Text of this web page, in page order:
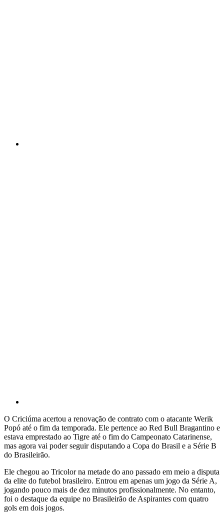
O Criciúma acertou a renovação de contrato com o atacante Werik
Popó até o fim da temporada. Ele pertence ao Red Bull Bragantino e
estava emprestado ao Tigre até o fim do Campeonato Catarinense,
mas agora vai poder seguir disputando a Copa do Brasil e a Série B
do Brasileirão.
Ele chegou ao Tricolor na metade do ano passado em meio a disputa
da elite do futebol brasileiro. Entrou em apenas um jogo da Série A,
jogando pouco mais de dez minutos profissionalmente. No entanto,
foi o destaque da equipe no Brasileirão de Aspirantes com quatro
gols em dois jogos.